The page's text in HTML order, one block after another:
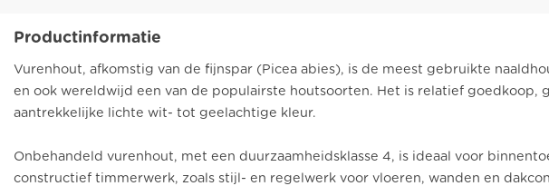
Productinformatie
Vurenhout, afkomstig van de fijnspar (Picea abies), is de meest gebruikte
en ook wereldwijd een van de populairste houtsoorten. Het is relatief goedkoop,
aantrekkelijke lichte wit- tot geelachtige kleur.
Onbehandeld vurenhout, met een duurzaamheidsklasse 4, is ideaal voor
constructief timmerwerk, zoals stijl- en regelwerk voor vloeren, wanden en